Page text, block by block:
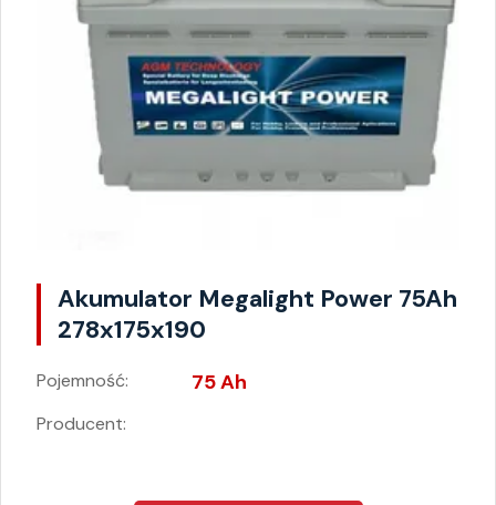
Akumulator Megalight Power 75Ah
278x175x190
Pojemność: 75 Ah
Producent: